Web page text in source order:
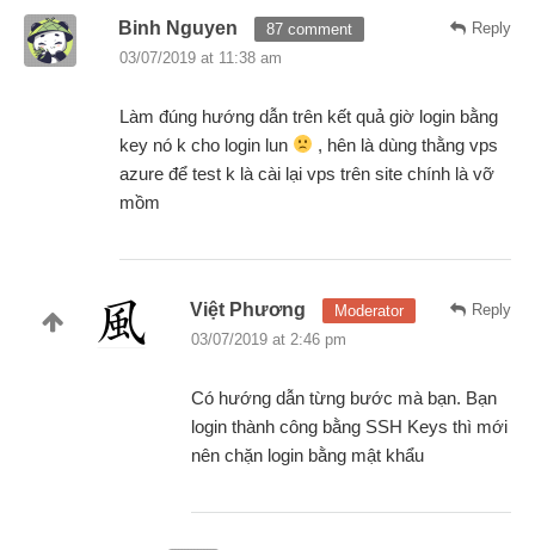
Reply
Binh Nguyen
87 comment
03/07/2019 at 11:38 am
Làm đúng hướng dẫn trên kết quả giờ login bằng
key nó k cho login lun
, hên là dùng thằng vps
azure để test k là cài lại vps trên site chính là vỡ
mồm
Reply
Việt Phương
Moderator
03/07/2019 at 2:46 pm
Có hướng dẫn từng bước mà bạn. Bạn
login thành công bằng SSH Keys thì mới
nên chặn login bằng mật khẩu